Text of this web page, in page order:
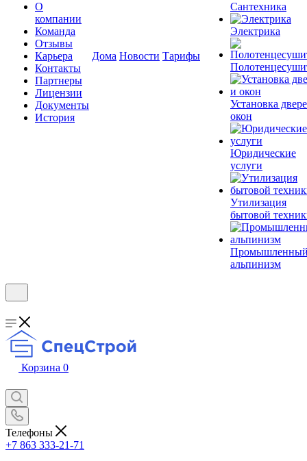
О
компании
Команда
Отзывы
Карьера
Контакты
Партнеры
Лицензии
Документы
История
Дома Новости Тарифы
Сантехника
Электрика
Установка
окон
Юридические
услуги
Утилизация
бытовой
альпинизм
Корзина 0
Телефоны
+7 863 333-21-71